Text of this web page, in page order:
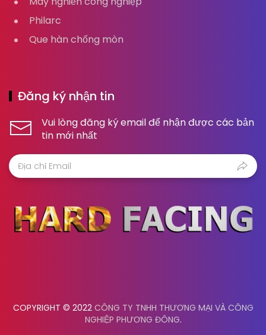
Philarc
Que hàn chống mòn
Đăng ký nhận tin
Vui lòng đăng ký email để nhận được các bản
tin mới nhất
COPYRIGHT © 2022 CÔNG TY TNHH THƯƠNG MẠI VÀ CÔNG
NGHIỆP PHƯƠNG ĐÔNG.